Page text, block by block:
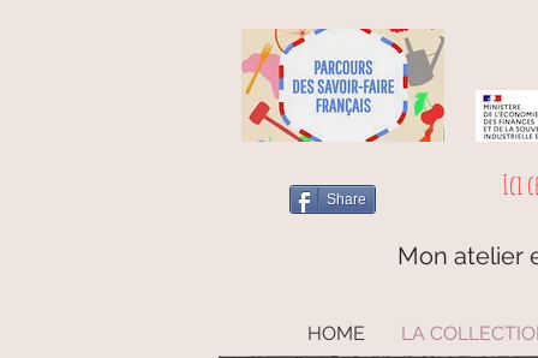
Share Ici
Mon atelier
HOME LA